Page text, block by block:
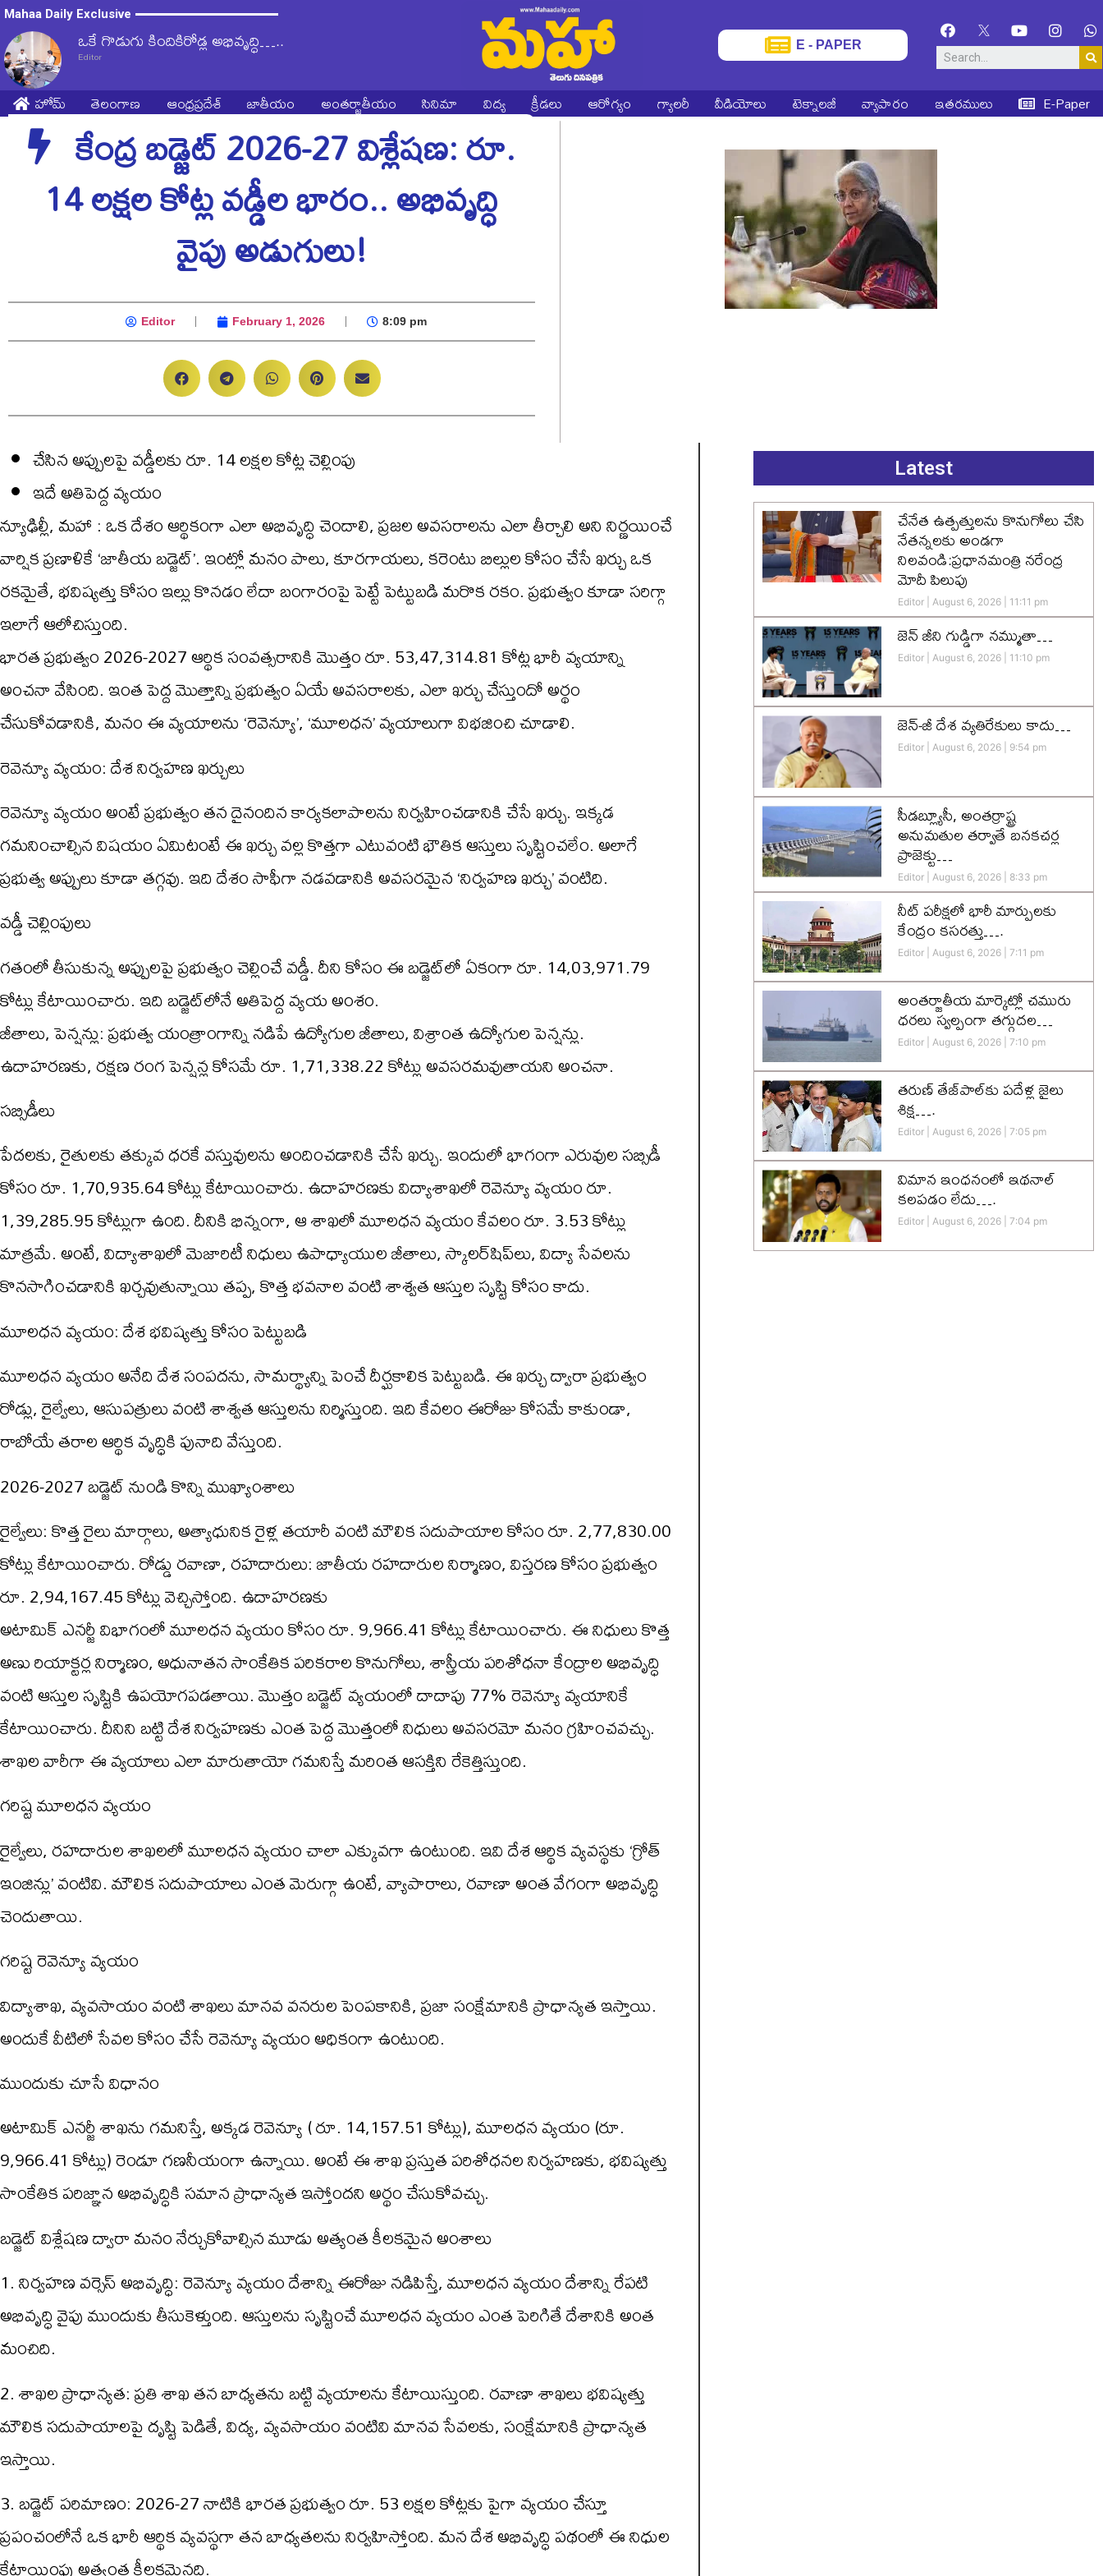
Mahaa Daily Exclusive
ఒకే గొడుగు కిందికిరోడ్ల అభివృద్ధి…..
Editor
E - PAPER
హోమ్ తెలంగాణ ఆంధ్రప్రదేశ్ జాతీయం అంతర్జాతీయం సినిమా విద్య క్రీడలు ఆరోగ్యం గ్యాలరీ వీడియోలు టెక్నాలజీ వ్యాపారం ఇతరములు E-Paper
కేంద్ర బడ్జెట్ 2026-27 విశ్లేషణ: రూ.
14 లక్షల కోట్ల వడ్డీల భారం.. అభివృద్ధి
వైపు అడుగులు!
Editor February 1, 2026 8:09 pm
చేసిన అప్పులపై వడ్డీలకు రూ. 14 లక్షల కోట్ల చెల్లింపు
ఇదే అతిపెద్ద వ్యయం
న్యూఢిల్లీ, మహా : ఒక దేశం ఆర్థికంగా ఎలా అభివృద్ధి చెందాలి, ప్రజల అవసరాలను ఎలా తీర్చాలి అని నిర్ణయించే
వార్షిక ప్రణాళికే ‘జాతీయ బడ్జెట్’. ఇంట్లో మనం పాలు, కూరగాయలు, కరెంటు బిల్లుల కోసం చేసే ఖర్చు ఒక
రకమైతే, భవిష్యత్తు కోసం ఇల్లు కొనడం లేదా బంగారంపై పెట్టే పెట్టుబడి మరొక రకం. ప్రభుత్వం కూడా సరిగ్గా
ఇలాగే ఆలోచిస్తుంది.
భారత ప్రభుత్వం 2026-2027 ఆర్థిక సంవత్సరానికి మొత్తం రూ. 53,47,314.81 కోట్ల భారీ వ్యయాన్ని
అంచనా వేసింది. ఇంత పెద్ద మొత్తాన్ని ప్రభుత్వం ఏయే అవసరాలకు, ఎలా ఖర్చు చేస్తుందో అర్థం
చేసుకోవడానికి, మనం ఈ వ్యయాలను ‘రెవెన్యూ’, ‘మూలధన’ వ్యయాలుగా విభజించి చూడాలి.
రెవెన్యూ వ్యయం: దేశ నిర్వహణ ఖర్చులు
రెవెన్యూ వ్యయం అంటే ప్రభుత్వం తన దైనందిన కార్యకలాపాలను నిర్వహించడానికి చేసే ఖర్చు. ఇక్కడ
గమనించాల్సిన విషయం ఏమిటంటే ఈ ఖర్చు వల్ల కొత్తగా ఎటువంటి భౌతిక ఆస్తులు సృష్టించలేం. అలాగే
ప్రభుత్వ అప్పులు కూడా తగ్గవు. ఇది దేశం సాఫీగా నడవడానికి అవసరమైన ‘నిర్వహణ ఖర్చు’ వంటిది.
వడ్డీ చెల్లింపులు
గతంలో తీసుకున్న అప్పులపై ప్రభుత్వం చెల్లించే వడ్డీ. దీని కోసం ఈ బడ్జెట్‌లో ఏకంగా రూ. 14,03,971.79
కోట్లు కేటాయించారు. ఇది బడ్జెట్‌లోనే అతిపెద్ద వ్యయ అంశం.
జీతాలు, పెన్షన్లు: ప్రభుత్వ యంత్రాంగాన్ని నడిపే ఉద్యోగుల జీతాలు, విశ్రాంత ఉద్యోగుల పెన్షన్లు.
ఉదాహరణకు, రక్షణ రంగ పెన్షన్ల కోసమే రూ. 1,71,338.22 కోట్లు అవసరమవుతాయని అంచనా.
సబ్సిడీలు
పేదలకు, రైతులకు తక్కువ ధరకే వస్తువులను అందించడానికి చేసే ఖర్చు. ఇందులో భాగంగా ఎరువుల సబ్సిడీ
కోసం రూ. 1,70,935.64 కోట్లు కేటాయించారు. ఉదాహరణకు విద్యాశాఖలో రెవెన్యూ వ్యయం రూ.
1,39,285.95 కోట్లుగా ఉంది. దీనికి భిన్నంగా, ఆ శాఖలో మూలధన వ్యయం కేవలం రూ. 3.53 కోట్లు
మాత్రమే. అంటే, విద్యాశాఖలో మెజారిటీ నిధులు ఉపాధ్యాయుల జీతాలు, స్కాలర్‌షిప్‌లు, విద్యా సేవలను
కొనసాగించడానికి ఖర్చవుతున్నాయి తప్ప, కొత్త భవనాల వంటి శాశ్వత ఆస్తుల సృష్టి కోసం కాదు.
మూలధన వ్యయం: దేశ భవిష్యత్తు కోసం పెట్టుబడి
మూలధన వ్యయం అనేది దేశ సంపదను, సామర్థ్యాన్ని పెంచే దీర్ఘకాలిక పెట్టుబడి. ఈ ఖర్చు ద్వారా ప్రభుత్వం
రోడ్లు, రైల్వేలు, ఆసుపత్రులు వంటి శాశ్వత ఆస్తులను నిర్మిస్తుంది. ఇది కేవలం ఈరోజు కోసమే కాకుండా,
రాబోయే తరాల ఆర్థిక వృద్ధికి పునాది వేస్తుంది.
2026-2027 బడ్జెట్ నుండి కొన్ని ముఖ్యాంశాలు
రైల్వేలు: కొత్త రైలు మార్గాలు, అత్యాధునిక రైళ్ల తయారీ వంటి మౌలిక సదుపాయాల కోసం రూ. 2,77,830.00
కోట్లు కేటాయించారు. రోడ్డు రవాణా, రహదారులు: జాతీయ రహదారుల నిర్మాణం, విస్తరణ కోసం ప్రభుత్వం
రూ. 2,94,167.45 కోట్లు వెచ్చిస్తోంది. ఉదాహరణకు
అటామిక్ ఎనర్జీ విభాగంలో మూలధన వ్యయం కోసం రూ. 9,966.41 కోట్లు కేటాయించారు. ఈ నిధులు కొత్త
అణు రియాక్టర్ల నిర్మాణం, అధునాతన సాంకేతిక పరికరాల కొనుగోలు, శాస్త్రీయ పరిశోధనా కేంద్రాల అభివృద్ధి
వంటి ఆస్తుల సృష్టికి ఉపయోగపడతాయి. మొత్తం బడ్జెట్ వ్యయంలో దాదాపు 77% రెవెన్యూ వ్యయానికే
కేటాయించారు. దీనిని బట్టి దేశ నిర్వహణకు ఎంత పెద్ద మొత్తంలో నిధులు అవసరమో మనం గ్రహించవచ్చు.
శాఖల వారీగా ఈ వ్యయాలు ఎలా మారుతాయో గమనిస్తే మరింత ఆసక్తిని రేకెత్తిస్తుంది.
గరిష్ట మూలధన వ్యయం
రైల్వేలు, రహదారుల శాఖలలో మూలధన వ్యయం చాలా ఎక్కువగా ఉంటుంది. ఇవి దేశ ఆర్థిక వ్యవస్థకు ‘గ్రోత్
ఇంజిన్లు’ వంటివి. మౌలిక సదుపాయాలు ఎంత మెరుగ్గా ఉంటే, వ్యాపారాలు, రవాణా అంత వేగంగా అభివృద్ధి
చెందుతాయి.
గరిష్ట రెవెన్యూ వ్యయం
విద్యాశాఖ, వ్యవసాయం వంటి శాఖలు మానవ వనరుల పెంపకానికి, ప్రజా సంక్షేమానికి ప్రాధాన్యత ఇస్తాయి.
అందుకే వీటిలో సేవల కోసం చేసే రెవెన్యూ వ్యయం అధికంగా ఉంటుంది.
ముందుకు చూసే విధానం
అటామిక్ ఎనర్జీ శాఖను గమనిస్తే, అక్కడ రెవెన్యూ ( రూ. 14,157.51 కోట్లు), మూలధన వ్యయం (రూ.
9,966.41 కోట్లు) రెండూ గణనీయంగా ఉన్నాయి. అంటే ఈ శాఖ ప్రస్తుత పరిశోధనల నిర్వహణకు, భవిష్యత్తు
సాంకేతిక పరిజ్ఞాన అభివృద్ధికి సమాన ప్రాధాన్యత ఇస్తోందని అర్థం చేసుకోవచ్చు.
బడ్జెట్ విశ్లేషణ ద్వారా మనం నేర్చుకోవాల్సిన మూడు అత్యంత కీలకమైన అంశాలు
1. నిర్వహణ వర్సెస్ అభివృద్ధి: రెవెన్యూ వ్యయం దేశాన్ని ఈరోజు నడిపిస్తే, మూలధన వ్యయం దేశాన్ని రేపటి
అభివృద్ధి వైపు ముందుకు తీసుకెళ్తుంది. ఆస్తులను సృష్టించే మూలధన వ్యయం ఎంత పెరిగితే దేశానికి అంత
మంచిది.
2. శాఖల ప్రాధాన్యత: ప్రతి శాఖ తన బాధ్యతను బట్టి వ్యయాలను కేటాయిస్తుంది. రవాణా శాఖలు భవిష్యత్తు
మౌలిక సదుపాయాలపై దృష్టి పెడితే, విద్య, వ్యవసాయం వంటివి మానవ సేవలకు, సంక్షేమానికి ప్రాధాన్యత
ఇస్తాయి.
3. బడ్జెట్ పరిమాణం: 2026-27 నాటికి భారత ప్రభుత్వం రూ. 53 లక్షల కోట్లకు పైగా వ్యయం చేస్తూ
ప్రపంచంలోనే ఒక భారీ ఆర్థిక వ్యవస్థగా తన బాధ్యతలను నిర్వహిస్తోంది. మన దేశ అభివృద్ధి పథంలో ఈ నిధుల
కేటాయింపు అత్యంత కీలకమైనది.
Latest
చేనేత ఉత్పత్తులను కొనుగోలు చేసి
నేతన్నలకు అండగా
నిలవండి:ప్రధానమంత్రి నరేంద్ర
మోదీ పిలుపు
Editor August 6, 2026 11:11 pm
జెన్‌ జీని గుడ్డిగా నమ్ముతా…
Editor August 6, 2026 11:10 pm
జెన్-జీ దేశ వ్యతిరేకులు కాదు…
Editor August 6, 2026 9:54 pm
సీడబ్ల్యూసీ, అంతర్రాష్ట్ర
అనుమతుల తర్వాతే బనకచర్ల
ప్రాజెక్టు…
Editor August 6, 2026 8:33 pm
నీట్ పరీక్షలో భారీ మార్పులకు
కేంద్రం కసరత్తు….
Editor August 6, 2026 7:11 pm
అంతర్జాతీయ మార్కెట్లో చమురు
ధరలు స్వల్పంగా తగ్గుదల…
Editor August 6, 2026 7:10 pm
తరుణ్ తేజ్‌పాల్‌కు పదేళ్ల జైలు
శిక్ష….
Editor August 6, 2026 7:05 pm
విమాన ఇంధనంలో ఇథనాల్
కలపడం లేదు….
Editor August 6, 2026 7:04 pm